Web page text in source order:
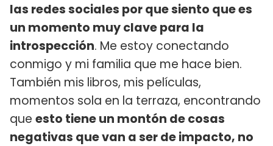
las redes sociales por que siento que es
un momento muy clave para la
introspección. Me estoy conectando
conmigo y mi familia que me hace bien.
También mis libros, mis películas,
momentos sola en la terraza, encontrando
que esto tiene un montón de cosas
negativas que van a ser de impacto, no